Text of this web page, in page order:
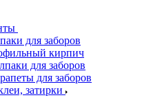
для заборов
кирпич
для заборов
для заборов
затирки